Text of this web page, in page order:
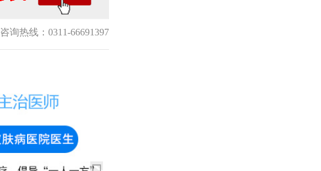
咨询热线：0311-66691397